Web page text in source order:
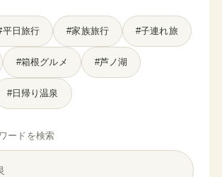
平日旅行 #家族旅行 #子連れ旅
#箱根グルメ #芦ノ湖
#日帰り温泉
ードを検索